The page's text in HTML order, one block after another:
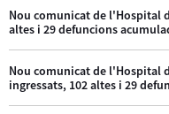
Nou comunicat de l'Hospital
altes i 29 defuncions
Nou comunicat de l'Hospital
ingressats, 102 altes i 29